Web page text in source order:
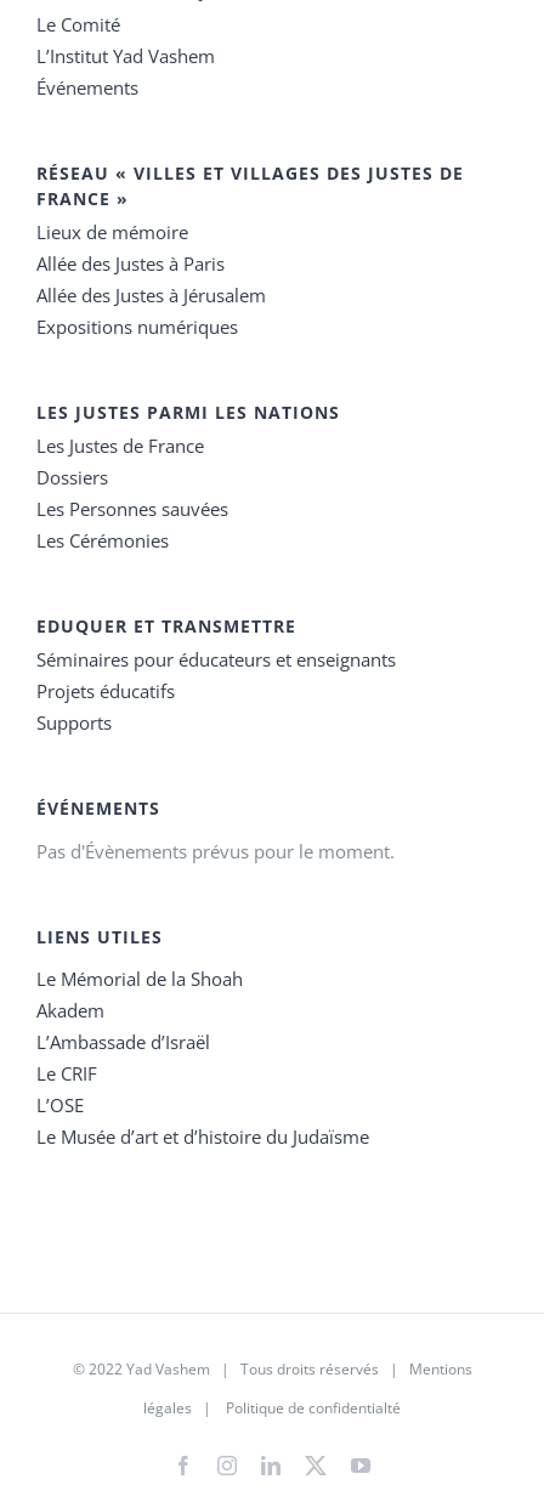
Le Comité
L’Institut Yad Vashem
Événements
RÉSEAU « VILLES ET VILLAGES DES JUSTES DE
FRANCE »
Lieux de mémoire
Allée des Justes à Paris
Allée des Justes à Jérusalem
Expositions numériques
LES JUSTES PARMI LES NATIONS
Les Justes de France
Dossiers
Les Personnes sauvées
Les Cérémonies
EDUQUER ET TRANSMETTRE
Séminaires pour éducateurs et enseignants
Projets éducatifs
Supports
ÉVÉNEMENTS
Pas d'Évènements prévus pour le moment.
LIENS UTILES
Le Mémorial de la Shoah
Akadem
L’Ambassade d’Israël
Le CRIF
L’OSE
Le Musée d’art et d’histoire du Judaïsme
© 2022 Yad Vashem | Tous droits réservés | Mentions
légales | Politique de confidentialté
FacebookInstagramLinkedIn
X YouTube